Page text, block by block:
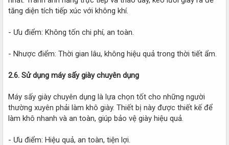
tăng diện tích tiếp xúc với không khí.
- Ưu điểm: Không tốn chi phí, an toàn.
- Nhược điểm: Thời gian lâu, không hiệu quả trong thời tiết ẩm.
2.6. Sử dụng máy sấy giày chuyên dụng
Máy sấy giày chuyên dụng là lựa chọn tốt cho những người
thường xuyên phải làm khô giày. Thiết bị này được thiết kế để
làm khô nhanh và an toàn, giúp bảo vệ giày hiệu quả.
- Ưu điểm: Hiệu quả, an toàn, tiện lợi.